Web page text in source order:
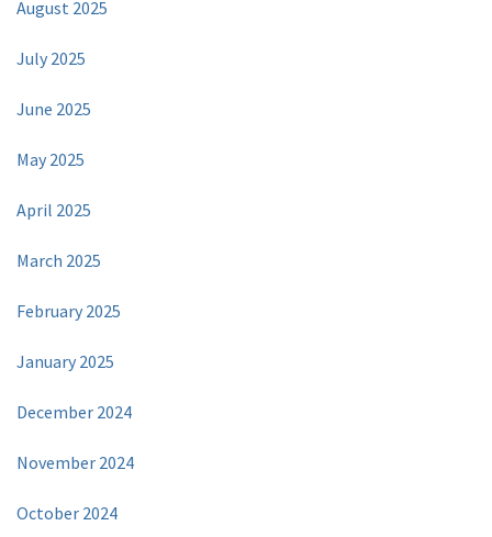
August 2025
July 2025
June 2025
May 2025
April 2025
March 2025
February 2025
January 2025
December 2024
November 2024
October 2024